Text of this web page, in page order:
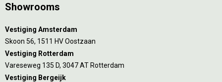
Showrooms
Vestiging Amsterdam
Skoon 56, 1511 HV Oostzaan
Vestiging Rotterdam
Vareseweg 135 D, 3047 AT Rotterdam
Vestiging Bergeijk